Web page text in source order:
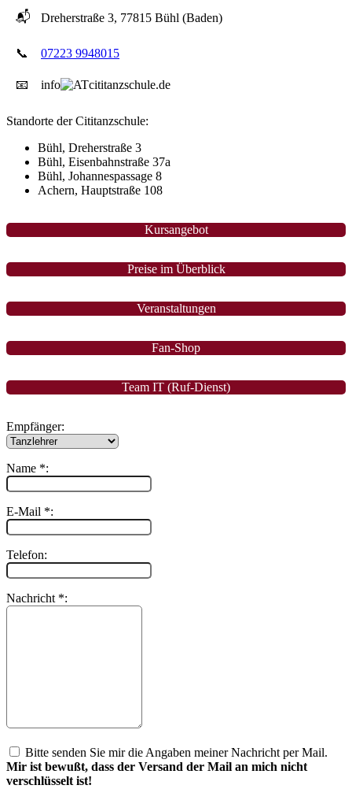
📬 Dreherstraße 3, 77815 Bühl (Baden)
📞 07223 9948015
📧 info cititanzschule.de
Standorte der Cititanzschule:
Bühl, Dreherstraße 3
Bühl, Eisenbahnstraße 37a
Bühl, Johannespassage 8
Achern, Hauptstraße 108
Kursangebot
Preise im Überblick
Veranstaltungen
Fan-Shop
Team IT (Ruf-Dienst)
Empfänger:
Name *:
E-Mail *:
Telefon:
Nachricht *:
Bitte senden Sie mir die Angaben meiner Nachricht per Mail.
Mir ist bewußt, dass der Versand der Mail an mich nicht
verschlüsselt ist!